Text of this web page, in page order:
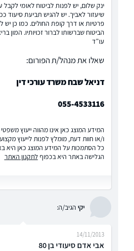
ינק שלום, יש לפנות לביטוח לאומי
שיעזור לאביך. יש להגיש תביעת סיעוד
פרטיות או דרך קופת החולים. כמו כן יש
הביטוח שברשותו לברור זכויותיו. המון
עו"ד
שאלו את מנהל/ת הפורום:
דניאל שבח משרד עורכי דין
055-4533116
המידע המוצג כאן אינו מהווה ייעוץ
ו/או חוות דעת, מומלץ לפנות לייעוץ
כל הסתמכות על המידע המוצג כאן היא
הגלישה באתר היא בכפוף לתקנון האתר
יקי הגיב/ה:
אבי אדם סיעודי בן 80
14/11/2013